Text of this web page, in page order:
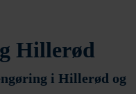
Hillerød
i Hillerød og